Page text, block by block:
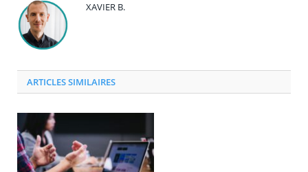
XAVIER B.
ARTICLES SIMILAIRES